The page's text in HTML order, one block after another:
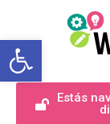
Abrir
Estás